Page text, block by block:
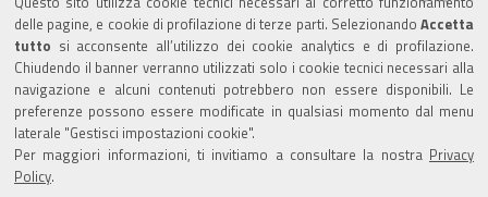
delle pagine, e cookie di profilazione di terze parti. Selezionando Accetta
tutto si acconsente all’utilizzo dei cookie analytics e di profilazione.
Chiudendo il banner verranno utilizzati solo i cookie tecnici necessari alla
navigazione e alcuni contenuti potrebbero non essere disponibili. Le
preferenze possono essere modificate in qualsiasi momento dal menu
laterale "Gestisci impostazioni cookie".
Per maggiori informazioni, ti invitiamo a consultare la nostra
Privacy
Policy
o
o
k
b
e
e
r
d
I
n
Codice Univoco Ufficio:UF1SDE
I soggetti privati potranno effettuare i pagamenti
tramite PagoPA con Modalità diretta o con Avviso di
pagamento al seguente linkPaga con PagoPA
Codice IBAN per le pubbliche amministrazioni